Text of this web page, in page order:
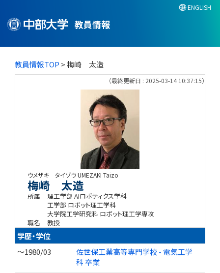
教員情報
ENGLISH
教員情報TOP > 梅崎 太造
（最終更新日 : 2025-03-14 10:37:15）
ウメザキ タイゾウUMEZAKI Taizo
梅崎 太造
所属
理工学部 AIロボティクス学科
工学部 ロボット理工学科
大学院工学研究科 ロボット理工学専攻
職名
教授
学歴・学位
～1980/03
佐世保工業高等専門学校 - 電気工学
科 卒業